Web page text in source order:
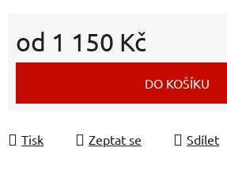
od 1 150 Kč
Měrná cena:
DO KOŠÍKU
Tisk Zeptat se Sdílet